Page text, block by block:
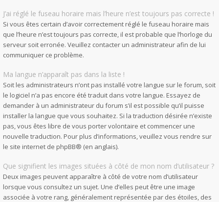
J’ai réglé le fuseau horaire mais l’heure n’est toujours pas correcte !
Si vous êtes certain d’avoir correctement réglé le fuseau horaire mais
que l’heure n’est toujours pas correcte, il est probable que l’horloge du
serveur soit erronée. Veuillez contacter un administrateur afin de lui
communiquer ce problème.
Ma langue n’apparaît pas dans la liste !
Soit les administrateurs n’ont pas installé votre langue sur le forum, soit
le logiciel n’a pas encore été traduit dans votre langue. Essayez de
demander à un administrateur du forum s’il est possible qu’il puisse
installer la langue que vous souhaitez. Si la traduction désirée n’existe
pas, vous êtes libre de vous porter volontaire et commencer une
nouvelle traduction. Pour plus d’informations, veuillez vous rendre sur
le site internet de phpBB® (en anglais).
Que signifient les images situées à côté de mon nom d’utilisateur ?
Deux images peuvent apparaître à côté de votre nom d’utilisateur
lorsque vous consultez un sujet. Une d’elles peut être une image
associée à votre rang, généralement représentée par des étoiles, des